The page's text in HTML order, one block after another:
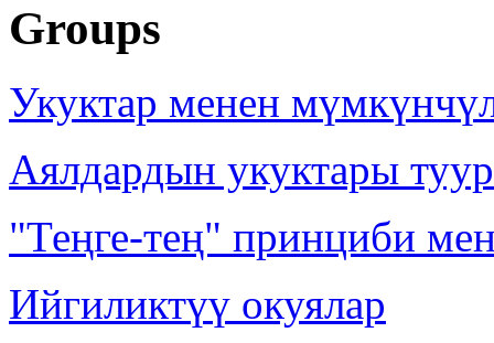
Groups
Укуктар менен
Аялдардын укуктары
"Теңге-тең" принциби
Ийгиликтүү окуялар